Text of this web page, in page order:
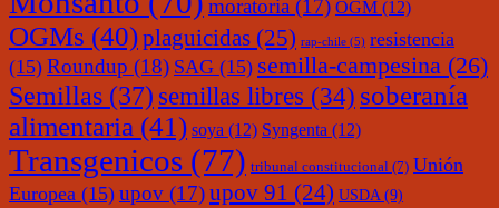
moratoria (17) OGM (12)
OGMs (40)plaguicidas (25) rap-chile (5) resistencia
(15) Roundup (18) SAG (15) semilla-campesina (26)
Semillas (37) semillas libres (34) soberanía
alimentaria (41) soya (12) Syngenta (12)
Transgenicos (77) tribunal constitucional (7) Unión
Europea (15) upov (17)upov 91 (24) USDA (9)